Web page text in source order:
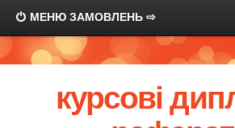
МЕНЮ ЗАМОВЛЕНЬ ⇨
курсові